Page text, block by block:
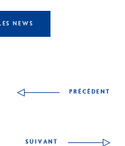
NEWS
PRÉCÉDENT
SUIVANT